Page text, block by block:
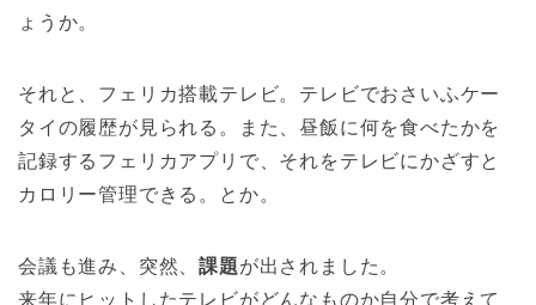
ょうか。
それと、フェリカ搭載テレビ。テレビでおさいふケー
タイの履歴が見られる。また、昼飯に何を食べたかを
記録するフェリカアプリで、それをテレビにかざすと
カロリー管理できる。とか。
会議も進み、突然、課題が出されました。
来年にヒットしたテレビがどんなものか自分で考えて